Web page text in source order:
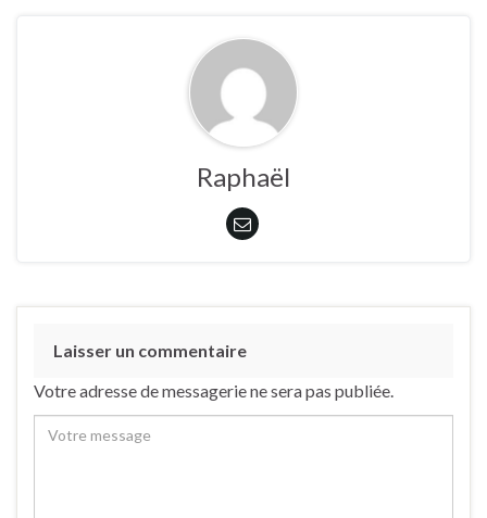
Raphaël
Laisser un commentaire
Votre adresse de messagerie ne sera pas publiée.